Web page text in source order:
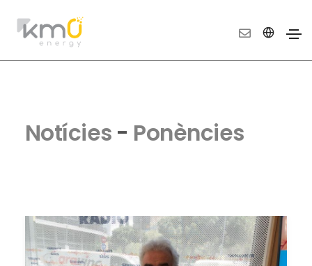
Notícies - Ponències